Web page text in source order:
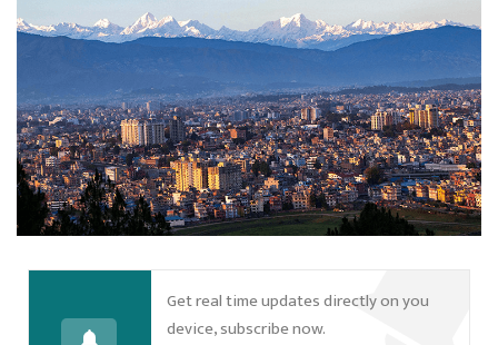
Get real time updates directly on you
device, subscribe now.